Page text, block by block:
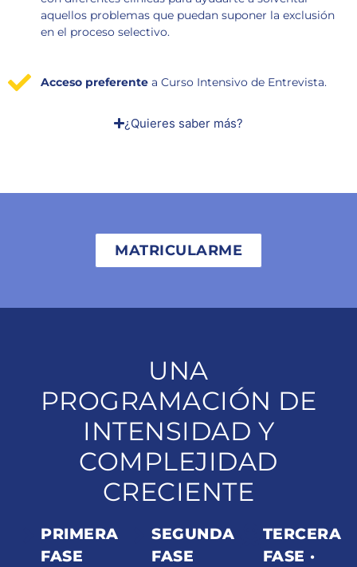
aquellos problemas que puedan suponer la exclusión
en el proceso selectivo.
Acceso preferente a Curso Intensivo de Entrevista.
¿Quieres saber más?
MATRICULARME
UNA
PROGRAMACIÓN DE
INTENSIDAD Y
COMPLEJIDAD
CRECIENTE
PRIMERA
FASE
SEGUNDA
FASE
TERCERA
FASE ·